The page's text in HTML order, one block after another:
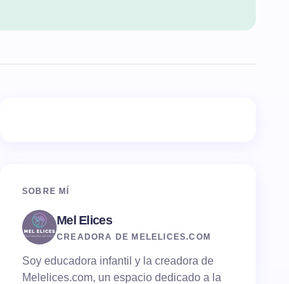
SOBRE MÍ
Mel Elices
CREADORA DE MELELICES.COM
Soy educadora infantil y la creadora de
Melelices.com, un espacio dedicado a la